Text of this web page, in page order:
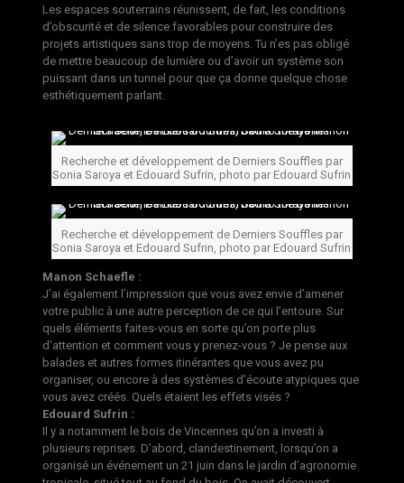
Les espaces souterrains réunissent, de fait, les conditions
d’obscurité et de silence favorables pour construire des
projets artistiques sans trop de moyens. Tu n’es pas obligé
de mettre beaucoup de lumière ou d’avoir un système son
puissant dans un tunnel pour que ça donne quelque chose
esthétiquement parlant.
Recherche et développement de Derniers Souffles par
Sonia Saroya et Edouard Sufrin, photo par Edouard Sufrin
Recherche et développement de Derniers Souffles par
Sonia Saroya et Edouard Sufrin, photo par Edouard Sufrin
Manon Schaefle :
J’ai également l’impression que vous avez envie d’amener
votre public à une autre perception de ce qui l’entoure. Sur
quels éléments faites-vous en sorte qu’on porte plus
d’attention et comment vous y prenez-vous ? Je pense aux
balades et autres formes itinérantes que vous avez pu
organiser, ou encore à des systèmes d’écoute atypiques que
vous avez créés. Quels étaient les effets visés ?
Edouard Sufrin :
Il y a notamment le bois de Vincennes qu’on a investi à
plusieurs reprises. D’abord, clandestinement, lorsqu’on a
organisé un événement un 21 juin dans le jardin d’agronomie